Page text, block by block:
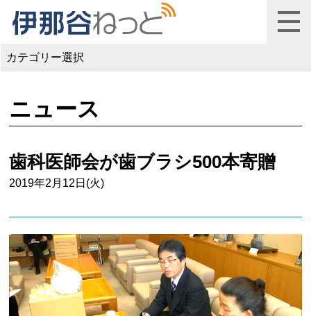
カテゴリー選択
ニュース
歯科医師会が歯ブラシ500本寄贈
2019年2月12日(火)